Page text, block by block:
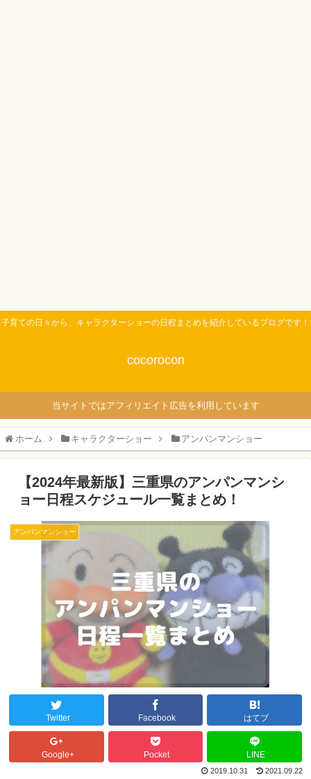
子育ての日々から、キャラクターショーの日程まとめを紹介しているブログです！
cocorocon
当サイトではアフィリエイト広告を利用しています
ホーム キャラクターショー アンパンマンショー
【2024年最新版】三重県のアンパンマンシ
ョー日程スケジュール一覧まとめ！
アンパンマンショー
Twitter Facebook はてブ
Google+ Pocket LINE
2019.10.31 2021.09.22